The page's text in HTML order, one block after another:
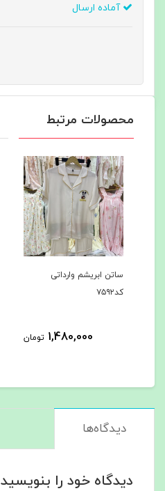
آماده ارسال
محصولات مرتبط
ساتن ابریشم وارداتی
کد۷۵۹۲
1,480,000 تومان
دیدگاه‌ها
دیدگاه خود را بنویسید